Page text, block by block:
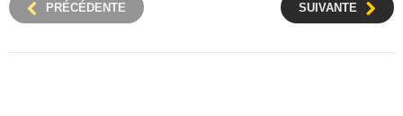
PRÉCÉDENTE SUIVANTE